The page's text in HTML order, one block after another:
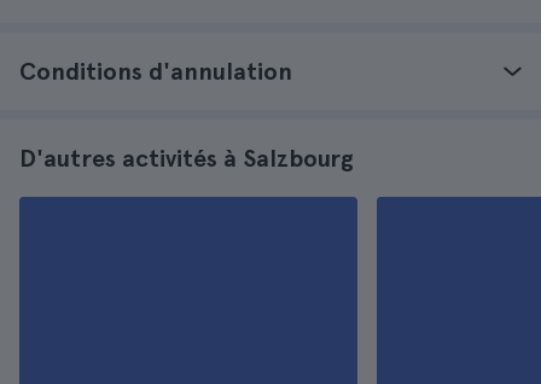
Conditions d'annulation
D'autres activités à Salzbourg